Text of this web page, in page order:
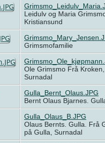
Leidulv og Maria
Kristiansund
Grimsmofamilie
Ole Grimsmo Frå Kroken,
Surnadal
Gulla_Bernt_Olaus.JPG
Bernt Olaus Bjarnes.
Gulla_Olaus_B.JPG
Olaus Bernts. Gulla. Frå
på Gulla, Surnadal